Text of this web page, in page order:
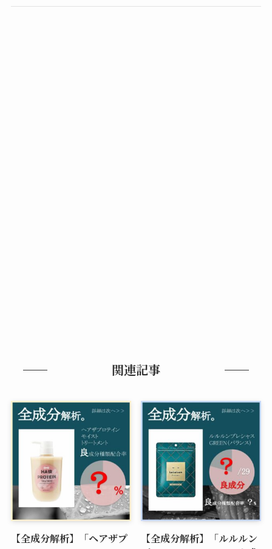
関連記事
【全成分解析】「ヘアザプ
【全成分解析】「ルルルン